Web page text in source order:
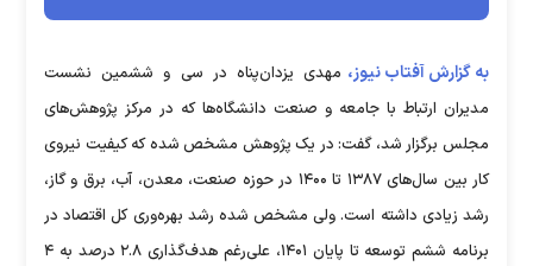
به گزارش آفتاب نیوز، مهدی یزدان‌پناه در سی و ششمین نشست
مدیران ارتباط با جامعه و صنعت دانشگاه‌ها که در مرکز پژوهش‌های
مجلس برگزار شد، گفت: در یک پژوهش مشخص شده که کیفیت نیروی
کار بین سال‌های ۱۳۸۷ تا ۱۴۰۰ در حوزه صنعت، معدن، آب، برق و گاز،
رشد زیادی داشته است. ولی مشخص شده رشد بهره‌وری کل اقتصاد در
برنامه ششم توسعه تا پایان ۱۴۰۱، علی‌رغم هدف‌گذاری ۲.۸ درصد به ۴